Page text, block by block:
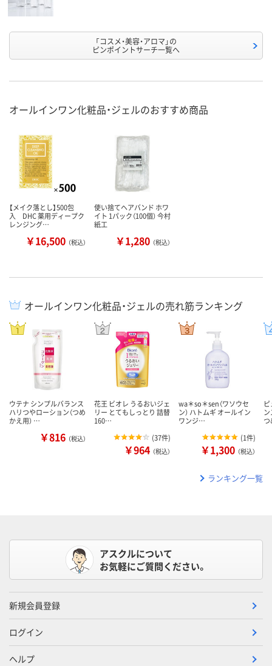
「コスメ・美容・アロマ」の
ピンポイントサーチ一覧へ
オールインワン化粧品・ジェルのおすすめ商品
【メイク落とし】500包
入 DHC 薬用ディープク
レンジング…
￥16,500 （税込）
使い捨てヘアバンド ホワ
イト 1パック（100個） 今村
紙工
￥1,280 （税込）
オールインワン化粧品・ジェルの売れ筋ランキング
ウテナ シンプルバランス
ハリつやローション（つめ
かえ用） …
￥816 （税込）
花王 ビオレ うるおいジェ
リー とてもしっとり 詰替
160…
(37件)
￥964 （税込）
wa＊so＊sen（ワソウセ
ン） ハトムギ オールイン
ワンジ…
(1件)
￥1,300 （税込）
ランキング一覧
アスクルについて
お気軽にご質問ください。
新規会員登録
ログイン
ヘルプ